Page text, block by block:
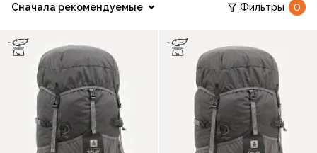
Сначала рекомендуемые Фильтры 0